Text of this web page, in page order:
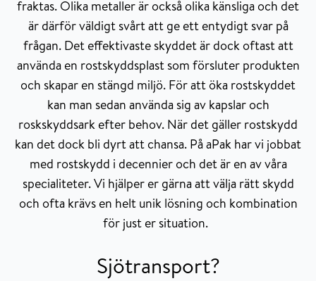
fraktas. Olika metaller är också olika känsliga och det
är därför väldigt svårt att ge ett entydigt svar på
frågan. Det effektivaste skyddet är dock oftast att
använda en rostskyddsplast som försluter produkten
och skapar en stängd miljö. För att öka rostskyddet
kan man sedan använda sig av kapslar och
roskskyddsark efter behov. När det gäller rostskydd
kan det dock bli dyrt att chansa. På aPak har vi jobbat
med rostskydd i decennier och det är en av våra
specialiteter. Vi hjälper er gärna att välja rätt skydd
och ofta krävs en helt unik lösning och kombination
för just er situation.
Sjötransport?